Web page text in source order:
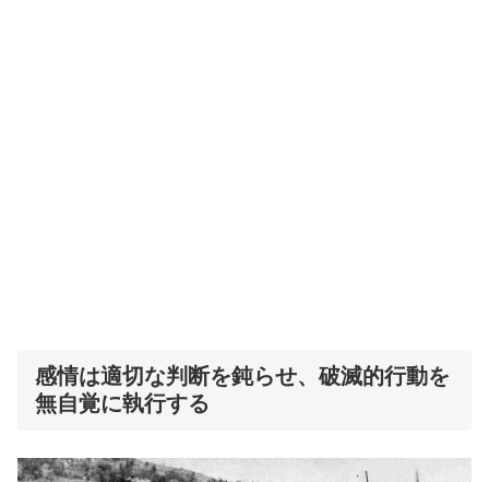
感情は適切な判断を鈍らせ、破滅的行動を
無自覚に執行する